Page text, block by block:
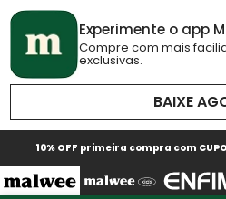
Experimente o app
Compre com mais
exclusivas.
BAIXE
10% OFF primeira compra com